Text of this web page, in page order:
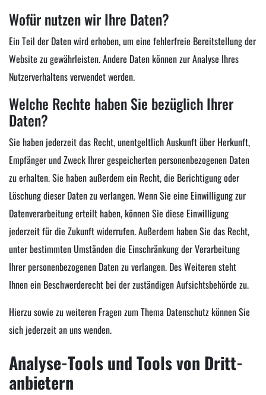
Wofür nutzen wir Ihre Daten?
Ein Teil der Daten wird erhoben, um eine fehlerfreie Bereitstellung der
Website zu gewährleisten. Andere Daten können zur Analyse Ihres
Nutzerverhaltens verwendet werden.
Welche Rechte haben Sie bezüglich Ihrer
Daten?
Sie haben jederzeit das Recht, unentgeltlich Auskunft über Herkunft,
Empfänger und Zweck Ihrer gespeicherten personenbezogenen Daten
zu erhalten. Sie haben außerdem ein Recht, die Berichtigung oder
Löschung dieser Daten zu verlangen. Wenn Sie eine Einwilligung zur
Datenverarbeitung erteilt haben, können Sie diese Einwilligung
jederzeit für die Zukunft widerrufen. Außerdem haben Sie das Recht,
unter bestimmten Umständen die Einschränkung der Verarbeitung
Ihrer personenbezogenen Daten zu verlangen. Des Weiteren steht
Ihnen ein Beschwerderecht bei der zuständigen Aufsichtsbehörde zu.
Hierzu sowie zu weiteren Fragen zum Thema Datenschutz können Sie
sich jederzeit an uns wenden.
Analyse-Tools und Tools von Dritt­
anbietern